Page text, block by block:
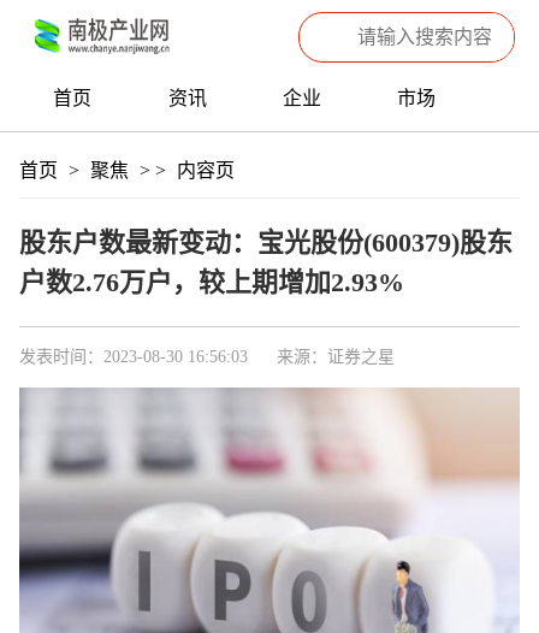
首页 资讯 企业 市场
首页 > 聚焦 > > 内容页
股东户数最新变动：宝光股份(600379)股东
户数2.76万户，较上期增加2.93%
发表时间：2023-08-30 16:56:03 来源：证券之星